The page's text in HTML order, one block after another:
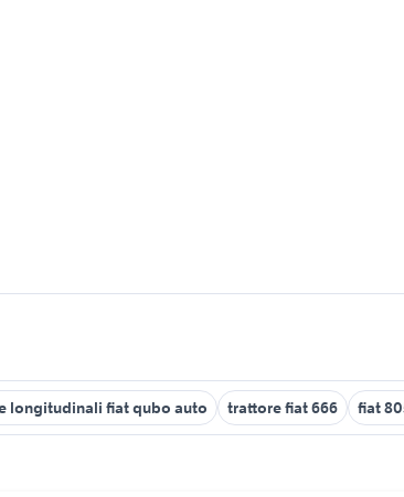
longitudinali fiat qubo auto trattore fiat 666 fiat